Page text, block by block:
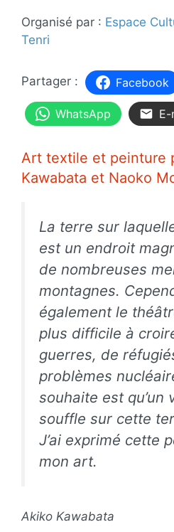
Organisé par : Espace
Tenri
Facebook
WhatsApp E-
Art textile et peinture
Kawabata et Naoko
La terre sur
est un endroit
de nombreuses
montagnes.
également le
plus difficile à
guerres, de
problèmes
souhaite est qu’un
souffle sur cette
J’ai exprimé cette
mon art.
Akiko Kawabata